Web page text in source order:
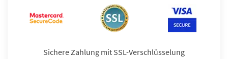
Sichere Zahlung mit SSL-Verschlüsselung